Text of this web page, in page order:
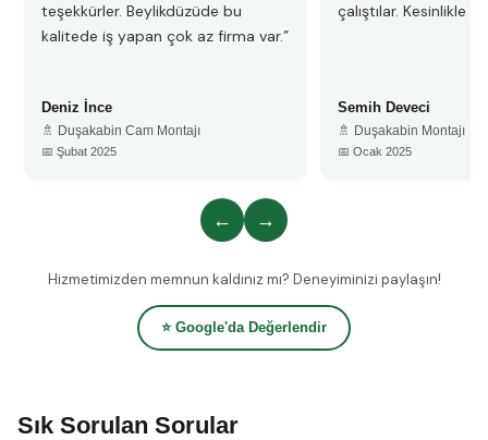
teşekkürler. Beylikdüzüde bu
kalitede iş yapan çok az firma var.”
Deniz İnce
🚿 Duşakabin Cam Montajı
📅 Şubat 2025
çalıştılar. Kesinlikle
Semih Deveci
🚿 Duşakabin Montajı
📅 Ocak 2025
← →
Hizmetimizden memnun kaldınız mı? Deneyiminizi paylaşın!
⭐ Google'da Değerlendir
Sık Sorulan Sorular